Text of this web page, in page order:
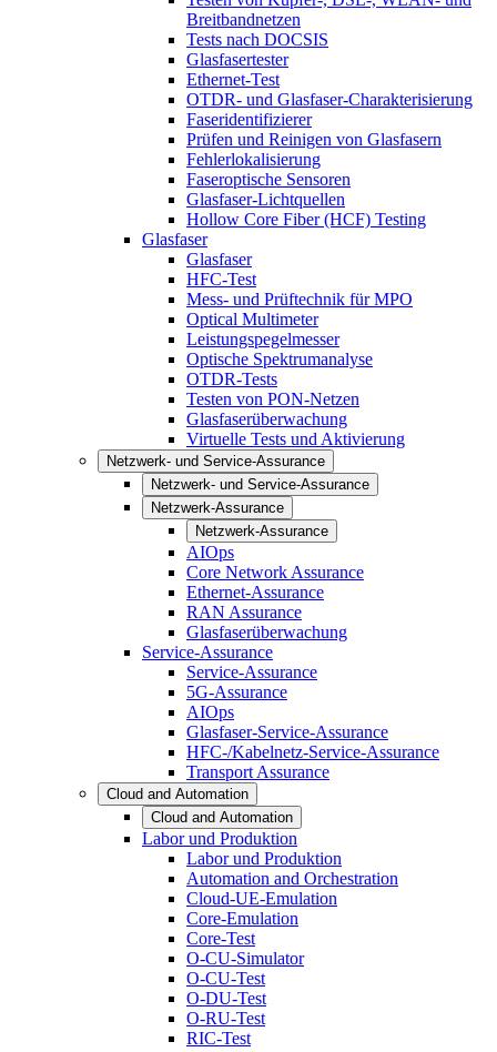
Breitbandnetzen
Tests nach DOCSIS
Glasfasertester
Ethernet-Test
OTDR- und Glasfaser-Charakterisierung
Faseridentifizierer
Prüfen und Reinigen von Glasfasern
Fehlerlokalisierung
Faseroptische Sensoren
Glasfaser-Lichtquellen
Hollow Core Fiber (HCF) Testing
Glasfaser
Glasfaser
HFC-Test
Mess- und Prüftechnik für MPO
Optical Multimeter
Leistungspegelmesser
Optische Spektrumanalyse
OTDR-Tests
Testen von PON-Netzen
Glasfaserüberwachung
Virtuelle Tests und Aktivierung
Netzwerk- und Service-Assurance
Netzwerk- und Service-Assurance
Netzwerk-Assurance
Netzwerk-Assurance
AIOps
Core Network Assurance
Ethernet-Assurance
RAN Assurance
Glasfaserüberwachung
Service-Assurance
Service-Assurance
5G-Assurance
AIOps
Glasfaser-Service-Assurance
HFC-/Kabelnetz-Service-Assurance
Transport Assurance
Cloud and Automation
Cloud and Automation
Labor und Produktion
Labor und Produktion
Automation and Orchestration
Cloud-UE-Emulation
Core-Emulation
Core-Test
O-CU-Simulator
O-CU-Test
O-DU-Test
O-RU-Test
RIC-Test